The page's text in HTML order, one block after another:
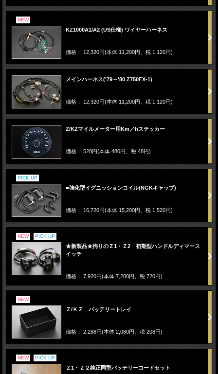
NEW
KZ1000A1/A2 (US仕様) ワイヤーハーネス
価格： 12,320円(本体 11,200円、税 1,120円)
メインハーネス('79～'80 Z750FX-1)
価格： 12,320円(本体 11,200円、税 1,120円)
Z/KZマイルメーター用Km／hステッカー
価格： 528円(本体 480円、税 48円)
PICK UP
■強化型イグニッションコイル(NGKキャップ)
価格： 16,720円(本体 15,200円、税 1,520円)
NEW PICK UP
★新製品★拘りのＺ1・Ｚ2 初期型ハンドルディマース
イッチ
価格： 7,920円(本体 7,200円、税 720円)
NEW
Ｚ/ＫＺ バッテリートレイ
価格： 2,288円(本体 2,080円、税 208円)
NEW PICK UP
Ｚ1・Ｚ２純正同型バッテリーコードセット